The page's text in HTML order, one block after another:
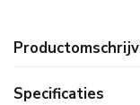
Specificaties